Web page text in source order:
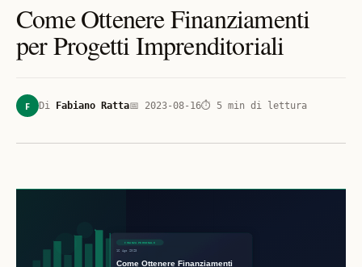
Come Ottenere Finanziamenti
per Progetti Imprenditoriali
F Di Fabiano Ratta📅 2023-08-16⏱ 5 min di lettura